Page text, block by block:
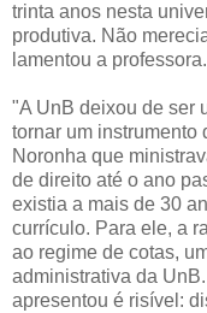
trinta anos nesta
produtiva. Não
lamentou a professora.
"A UnB deixou de ser
tornar um instrumento
Noronha que
de direito até o ano
existia a mais de 30
currículo. Para ele, a
ao regime de cotas,
administrativa da
apresentou é risível: